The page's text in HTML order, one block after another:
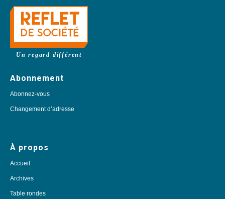
Un regard différent
Abonnement
Abonnez-vous
Changement d’adresse
À propos
Accueil
Archives
Table rondes